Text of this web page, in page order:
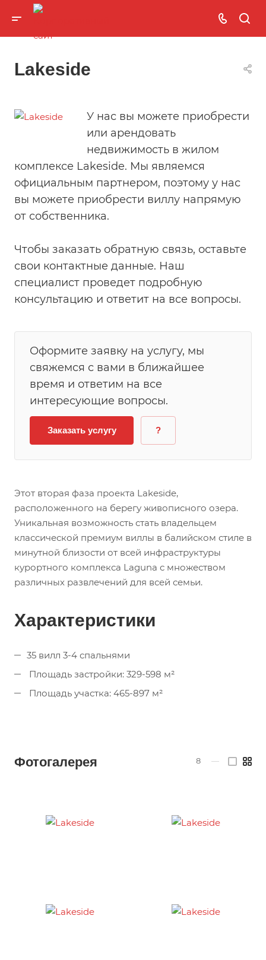
Lakeside
У нас вы можете приобрести
или арендовать
недвижимость в жилом
комплексе Lakeside. Мы являемся
официальным партнером, поэтому у нас
вы можете приобрести виллу напрямую
от собственника.
Чтобы заказать обратную связь, оставьте
свои контактные данные. Наш
специалист проведет подробную
консультацию и ответит на все вопросы.
Оформите заявку на услугу, мы
свяжемся с вами в ближайшее
время и ответим на все
интересующие вопросы.
Заказать услугу ?
Этот вторая фаза проекта Lakeside,
расположенного на берегу живописного озера.
Уникальная возможность стать владельцем
классической премиум виллы в балийском стиле в
минутной близости от всей инфраструктуры
курортного комплекса Laguna с множеством
различных развлечений для всей семьи.
Характеристики
35 вилл 3-4 спальнями
Площадь застройки: 329-598 м²
Площадь участка: 465-897 м²
Фотогалерея 8 —